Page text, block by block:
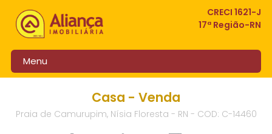
CRECI 1621-J
17ª Região-RN
Menu
Casa - Venda
Praia de Camurupim, Nísia Floresta - RN - COD: C-14460